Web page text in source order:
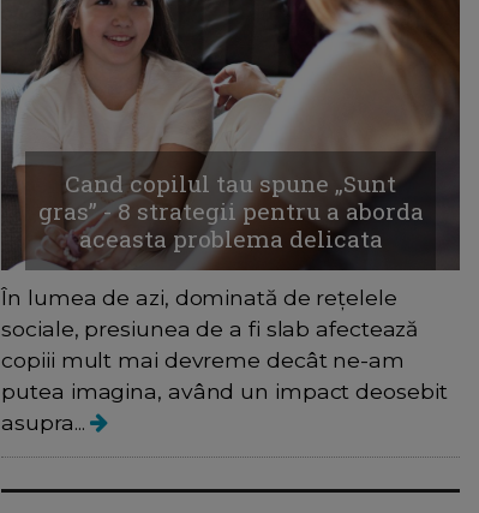
Cand copilul tau spune „Sunt
gras” - 8 strategii pentru a aborda
aceasta problema delicata
În lumea de azi, dominată de rețelele
sociale, presiunea de a fi slab afectează
copiii mult mai devreme decât ne-am
putea imagina, având un impact deosebit
asupra...